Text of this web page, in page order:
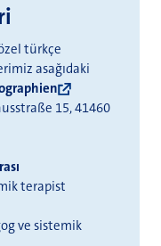
türkçe
asağıdaki
15, 41460
terapist
ve sistemik